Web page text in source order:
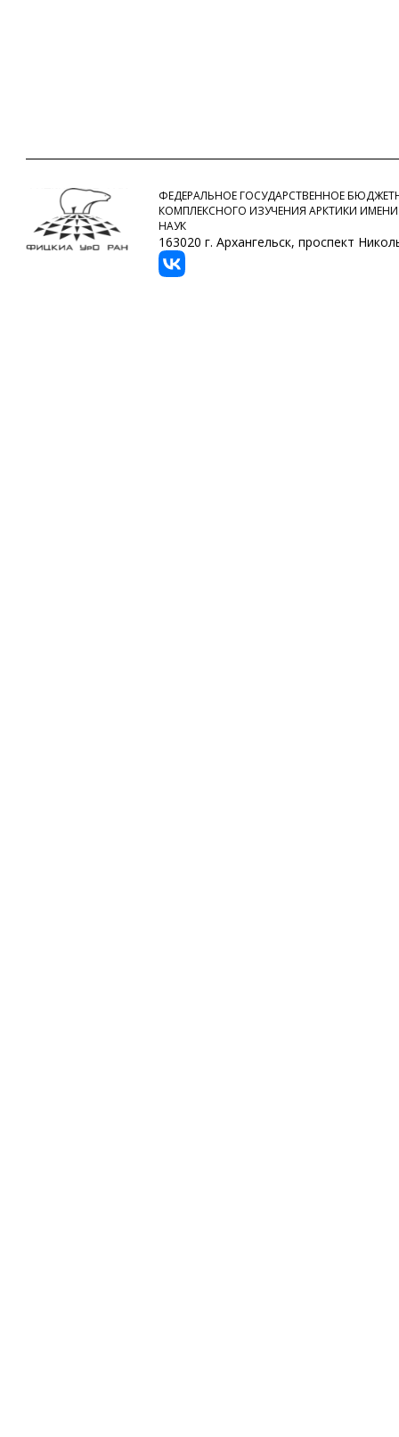
ФЕДЕРАЛЬНОЕ ГОСУДАРСТВЕННОЕ
КОМПЛЕКСНОГО ИЗУЧЕНИЯ АРКТИКИ
НАУК
163020 г. Архангельск, проспект